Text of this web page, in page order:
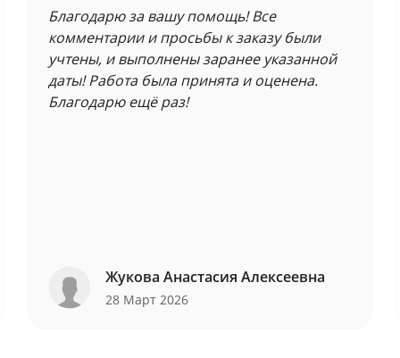
Благодарю за вашу помощь! Все
комментарии и просьбы к заказу были
учтены, и выполнены заранее указанной
даты! Работа была принята и оценена.
Благодарю ещё раз!
Жукова Анастасия Алексеевна
28 Март 2026